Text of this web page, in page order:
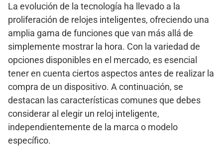
La evolución de la tecnología ha llevado a la
proliferación de relojes inteligentes, ofreciendo una
amplia gama de funciones que van más allá de
simplemente mostrar la hora. Con la variedad de
opciones disponibles en el mercado, es esencial
tener en cuenta ciertos aspectos antes de realizar la
compra de un dispositivo. A continuación, se
destacan las características comunes que debes
considerar al elegir un reloj inteligente,
independientemente de la marca o modelo
específico.